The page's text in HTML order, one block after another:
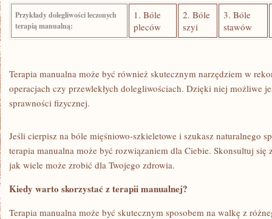
Przykłady dolegliwości leczonych
terapią manualną:
1. Bóle⁤
pleców
2. Bóle
szyi
3. Bóle
stawów
Terapia manualna może być również skutecznym narzędziem w
operacjach​ czy przewlekłych dolegliwościach. ⁤Dzięki niej‌ możliwe
sprawności⁢ fizycznej.
Jeśli cierpisz na bóle mięśniowo-szkieletowe i szukasz naturalnego⁢
terapia manualna może być rozwiązaniem dla Ciebie. ⁢Skonsultuj
jak wiele może zrobić dla Twojego zdrowia.
Kiedy warto skorzystać z terapii⁤ manualnej?
Terapia manualna może być skutecznym sposobem na walkę z